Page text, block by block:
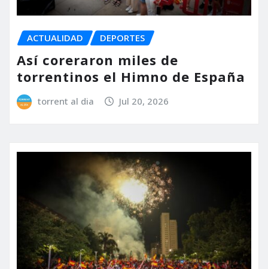
ACTUALIDAD DEPORTES
Así coreraron miles de
torrentinos el Himno de España
torrent al dia Jul 20, 2026